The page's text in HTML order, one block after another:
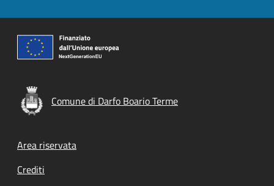
Comune di Darfo Boario Terme
Footer menu
Area riservata
Crediti